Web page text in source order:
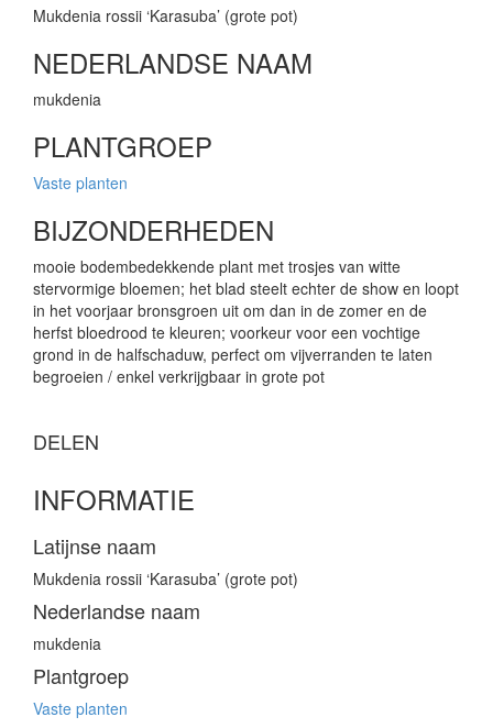
Mukdenia rossii ‘Karasuba’ (grote pot)
NEDERLANDSE NAAM
mukdenia
PLANTGROEP
Vaste planten
BIJZONDERHEDEN
mooie bodembedekkende plant met trosjes van witte
stervormige bloemen; het blad steelt echter de show en loopt
in het voorjaar bronsgroen uit om dan in de zomer en de
herfst bloedrood te kleuren; voorkeur voor een vochtige
grond in de halfschaduw, perfect om vijverranden te laten
begroeien / enkel verkrijgbaar in grote pot
DELEN
INFORMATIE
Latijnse naam
Mukdenia rossii ‘Karasuba’ (grote pot)
Nederlandse naam
mukdenia
Plantgroep
Vaste planten